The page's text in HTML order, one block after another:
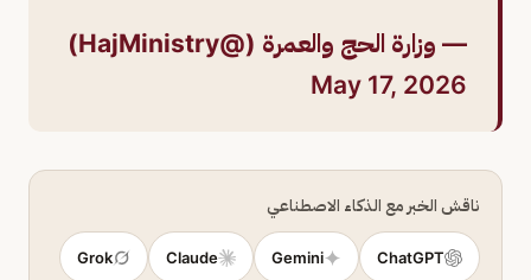
— وزارة الحج والعمرة (@HajMinistry)
May 17, 2026
ناقش الخبر مع الذكاء الاصطناعي
ChatGPT
Gemini
Claude
Grok